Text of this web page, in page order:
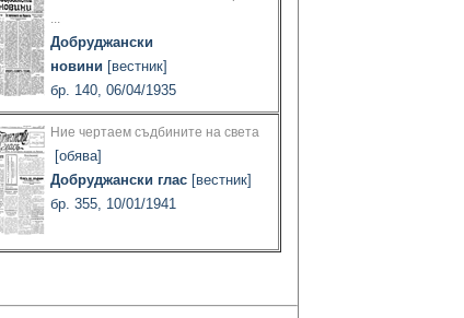
...
Добруджански
новини [вестник]
бр. 140, 06/04/1935
Ние чертаем съдбините на света
[обява]
Добруджански глас [вестник]
бр. 355, 10/01/1941